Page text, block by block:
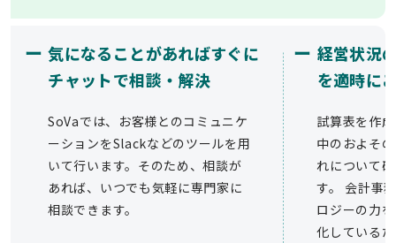
ー 気になることがあればすぐに
チャットで相談・解決
SoVaでは、お客様とのコミュニケ
ーションをSlackなどのツールを用
いて行います。そのため、相談が
あれば、いつでも気軽に専門家に
相談できます。
ー 経営状況
を適時に
試算表を作
中のおよそ
れについて
す。 会計事
ロジーの力
化している